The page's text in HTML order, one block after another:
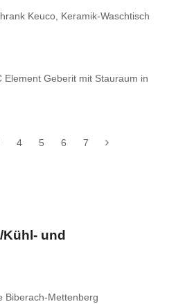
Keuco, Keramik-Waschtisch
Element Geberit mit Stauraum in
4 5 6 7
und
Biberach-Mettenberg